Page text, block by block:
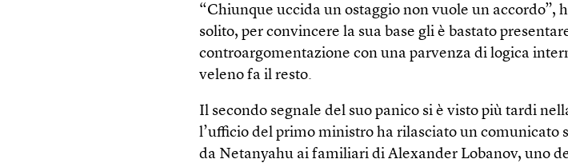
“Chiunque uccida un ostaggio non vuole un accordo”,
solito, per convincere la sua base gli è bastato
controargomentazione con una parvenza di logica
veleno fa il resto.
Il secondo segnale del suo panico si è visto più tardi
l’ufficio del primo ministro ha rilasciato un comunicato
da Netanyahu ai familiari di Alexander Lobanov, uno